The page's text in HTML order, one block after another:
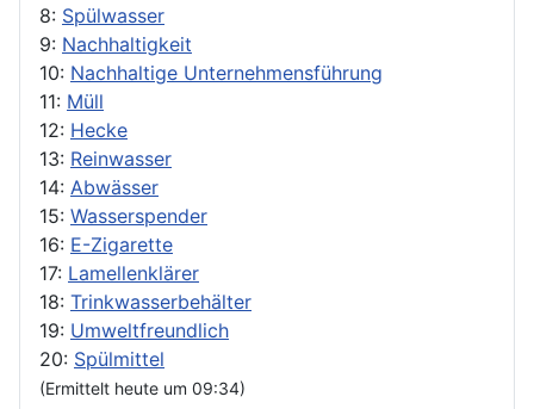
8: Spülwasser
9: Nachhaltigkeit
10: Nachhaltige Unternehmensführung
11: Müll
12: Hecke
13: Reinwasser
14: Abwässer
15: Wasserspender
16: E-Zigarette
17: Lamellenklärer
18: Trinkwasserbehälter
19: Umweltfreundlich
20: Spülmittel
(Ermittelt heute um 09:34)